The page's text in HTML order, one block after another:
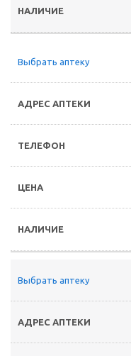
Выбрать аптеку
Выбрать аптеку